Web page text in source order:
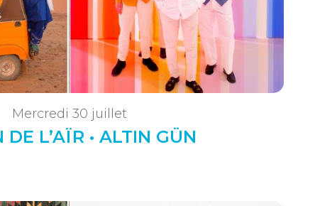
Mercredi 30 juillet
DE L’AÏR • ALTIN GÜN